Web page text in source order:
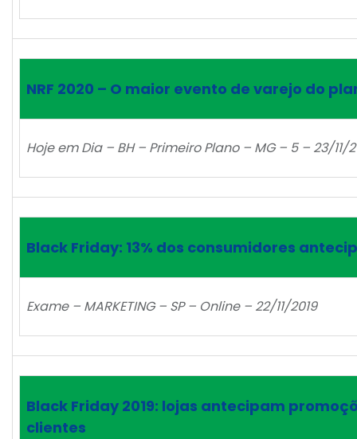
NRF 2020 – O maior evento de varejo do
Hoje em Dia – BH – Primeiro Plano – MG – 5 – 23/11/
Black Friday: 13% dos consumidores
Exame – MARKETING – SP – Online – 22/11/2019
Black Friday 2019: lojas antecipam
clientes